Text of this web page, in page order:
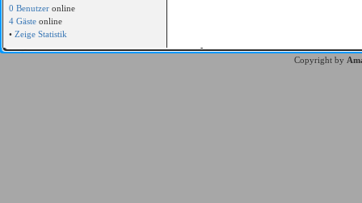
0 Benutzer online
4 Gäste online
• Zeige Statistik
Copyright by